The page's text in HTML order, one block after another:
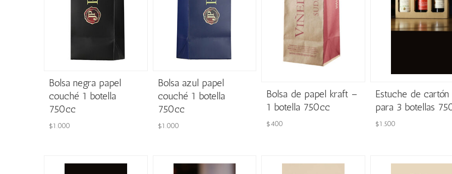
Bolsa negra papel
couché 1 botella
750cc
$1.000
Bolsa azul papel
couché 1 botella
750cc
$1.000
Bolsa de papel kraft –
1 botella 750cc
$400
Estuche de cartón
para 3 botellas
$1.500